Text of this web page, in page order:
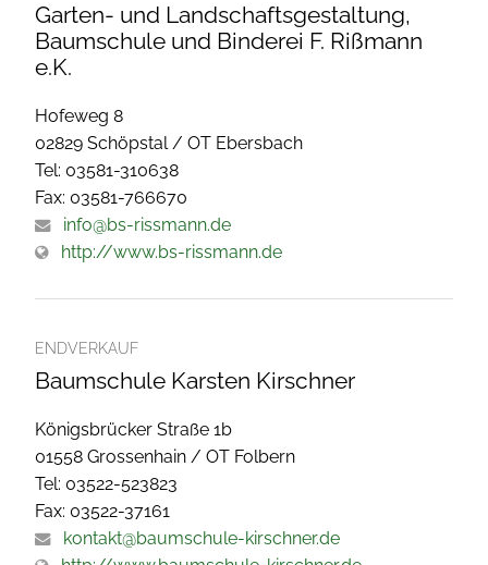
Garten- und Landschaftsgestaltung,
Baumschule und Binderei F. Rißmann
e.K.
Hofeweg 8
02829 Schöpstal / OT Ebersbach
Tel: 03581-310638
Fax: 03581-766670
info@bs-rissmann.de
http://www.bs-rissmann.de
ENDVERKAUF
Baumschule Karsten Kirschner
Königsbrücker Straße 1b
01558 Grossenhain / OT Folbern
Tel: 03522-523823
Fax: 03522-37161
kontakt@baumschule-kirschner.de